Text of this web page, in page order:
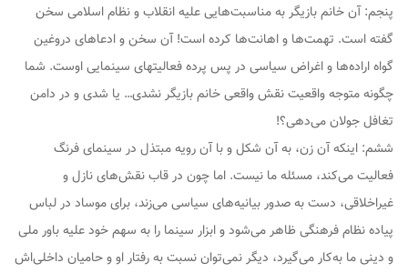
پنجم: آن خانم بازیگر به مناسبت‌هایی علیه انقلاب و نظام اسلامی سخن
گفته است. تهمت‌ها و اهانت‌ها کرده است! آن سخن و ادعاهای دروغین
گواه اراده‌ها و اغراض سیاسی در پس پرده فعالیتهای سینمایی اوست. شما
چگونه متوجه واقعیت نقش واقعی خانم بازیگر نشدی… یا شدی و در دامن
تغافل جولان می‌دهی؟!
ششم: اینکه آن زن، به آن شکل و با آن رویه مبتذل در سینمای فرنگ
فعالیت می‌کند، مسئله ما نیست. اما چون در قاب نقش‌های نازل و
غیراخلاقی، دست به صدور بیانیه‌های سیاسی می‌زند، برای موساد در لباس
پیاده نظام فرهنگی ظاهر می‌شود و ابزار سینما را به سهم خود علیه باور ملی
و دینی ما به‌کار می‌گیرد، دیگر نمی‌توان نسبت به رفتار او و حامیان داخلی‌اش